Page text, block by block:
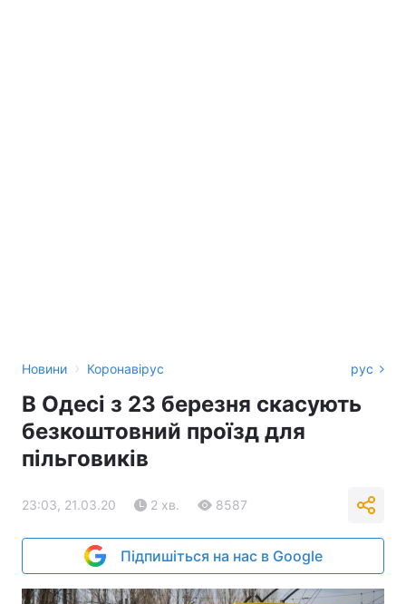
Новини › Коронавірус рус
В Одесі з 23 березня скасують
безкоштовний проїзд для
пільговиків
23:03, 21.03.20 2 хв. 8587
Підпишіться на нас в Google